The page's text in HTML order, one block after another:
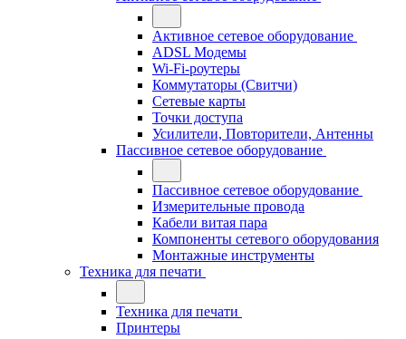
Активное сетевое оборудование
ADSL Модемы
Wi-Fi-роутеры
Коммутаторы (Свитчи)
Сетевые карты
Точки доступа
Усилители, Повторители, Антенны
Пассивное сетевое оборудование
Пассивное сетевое оборудование
Измерительные провода
Кабели витая пара
Компоненты сетевого оборудования
Монтажные инструменты
Техника для печати
Техника для печати
Принтеры